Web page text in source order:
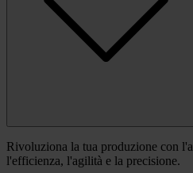
Rivoluziona la tua produzione con
l'efficienza, l'agilità e la precisione.